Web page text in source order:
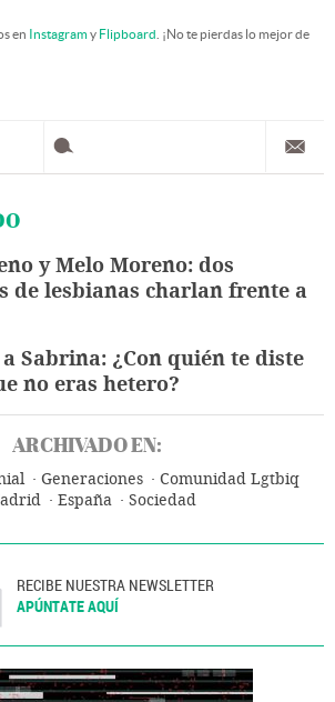
en Instagramy Flipboard . ¡No te pierdas lo mejor de
y Melo Moreno: dos
de lesbianas charlan frente a
Sabrina: ¿Con quién te diste
no eras hetero?
ARCHIVADO EN:
Generaciones
Comunidad Lgtbiq
España Sociedad
RECIBE NUESTRA NEWSLETTER
APÚNTATE AQUÍ